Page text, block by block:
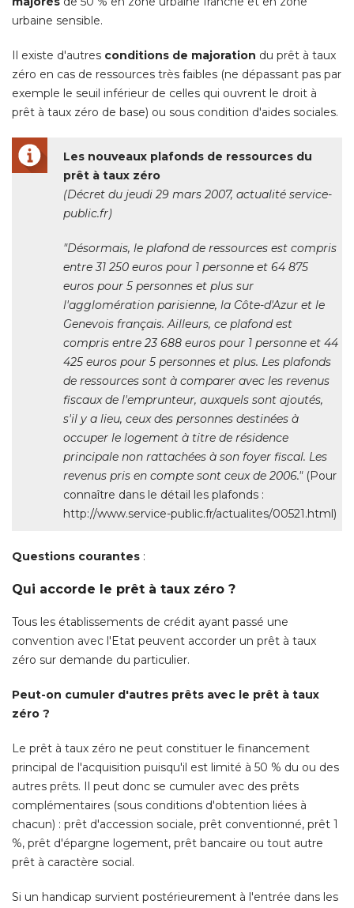
urbaine sensible.
Il existe d'autres conditions de majoration du prêt à taux
zéro en cas de ressources très faibles (ne dépassant pas par
exemple le seuil inférieur de celles qui ouvrent le droit à
prêt à taux zéro de base) ou sous condition d'aides sociales.
Les nouveaux plafonds de ressources du
prêt à taux zéro
(Décret du jeudi 29 mars 2007, actualité service-
public.fr)
"Désormais, le plafond de ressources est compris
entre 31 250 euros pour 1 personne et 64 875
euros pour 5 personnes et plus sur
l'agglomération parisienne, la Côte-d'Azur et le
Genevois français. Ailleurs, ce plafond est
compris entre 23 688 euros pour 1 personne et 44
425 euros pour 5 personnes et plus. Les plafonds
de ressources sont à comparer avec les revenus
fiscaux de l'emprunteur, auxquels sont ajoutés,
s'il y a lieu, ceux des personnes destinées à
occuper le logement à titre de résidence
principale non rattachées à son foyer fiscal. Les
revenus pris en compte sont ceux de 2006." (Pour
connaître dans le détail les plafonds :
http://www.service-public.fr/actualites/00521.html)
Questions courantes :
Qui accorde le prêt à taux zéro ?
Tous les établissements de crédit ayant passé une
convention avec l'Etat peuvent accorder un prêt à taux
zéro sur demande du particulier.
Peut-on cumuler d'autres prêts avec le prêt à taux
zéro ?
Le prêt à taux zéro ne peut constituer le financement
principal de l'acquisition puisqu'il est limité à 50 % du ou des
autres prêts. Il peut donc se cumuler avec des prêts
complémentaires (sous conditions d'obtention liées à
chacun) : prêt d'accession sociale, prêt conventionné, prêt 1
%, prêt d'épargne logement, prêt bancaire ou tout autre
prêt à caractère social.
Si un handicap survient postérieurement à l'entrée dans les